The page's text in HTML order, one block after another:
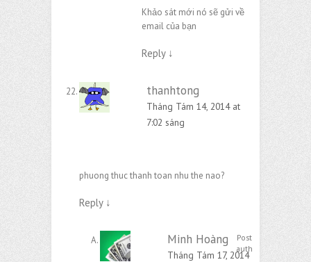
Khảo sát mới nó sẽ gửi về
email của bạn
Reply ↓
thanhtong
Tháng Tám 14, 2014 at
7:02 sáng
phuong thuc thanh toan nhu the nao?
Reply ↓
Minh Hoàng
Post
author
Tháng Tám 17, 2014